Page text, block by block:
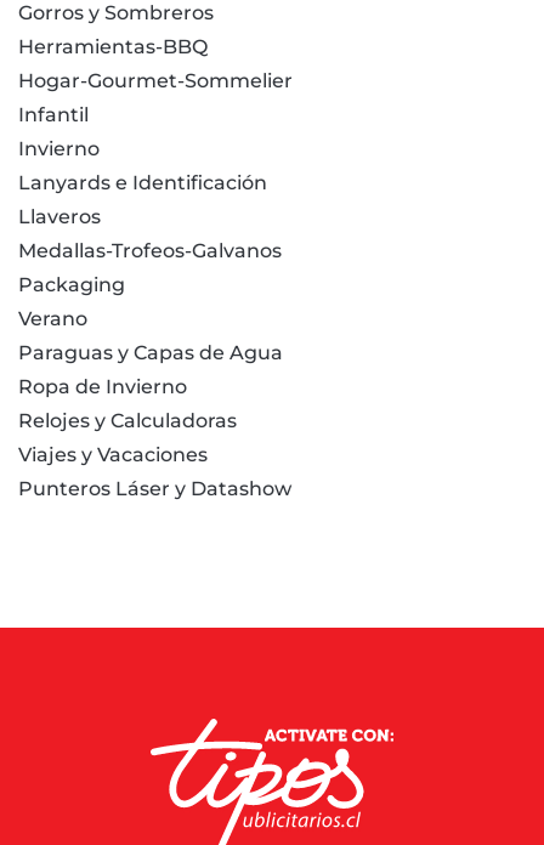
Gorros y Sombreros
Herramientas-BBQ
Hogar-Gourmet-Sommelier
Infantil
Invierno
Lanyards e Identificación
Llaveros
Medallas-Trofeos-Galvanos
Packaging
Verano
Paraguas y Capas de Agua
Ropa de Invierno
Relojes y Calculadoras
Viajes y Vacaciones
Punteros Láser y Datashow